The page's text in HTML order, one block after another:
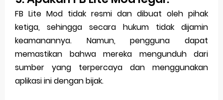
FB Lite Mod tidak resmi dan dibuat oleh pihak
ketiga, sehingga secara hukum tidak dijamin
keamanannya. Namun, pengguna dapat
memastikan bahwa mereka mengunduh dari
sumber yang terpercaya dan menggunakan
aplikasi ini dengan bijak.